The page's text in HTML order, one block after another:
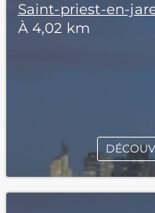
Saint-priest-en-
À 4,02 km